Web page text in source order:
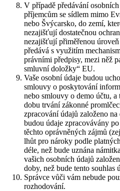
V případě předávání
příjemcům se sídlem mimo
nebo Švýcarsko, do zemí,
nezajišťují dostatečnou
nezajišťují přiměřenou
předává s využitím
právními předpisy, mezi něž
smluvní doložky“ EU.
Vaše osobní údaje budou
smlouvy o poskytování
nebo smlouvy o demo účtu,
dobu trvání zákonné
zpracování údajů založeno
budou údaje zpracovávány
těchto oprávněných zájmů
lhůt pro nároky podle
déle, než bude uznána
vašich osobních údajů
doby, než bude tento souhlas
Správce vůči vám nebude
rozhodování.